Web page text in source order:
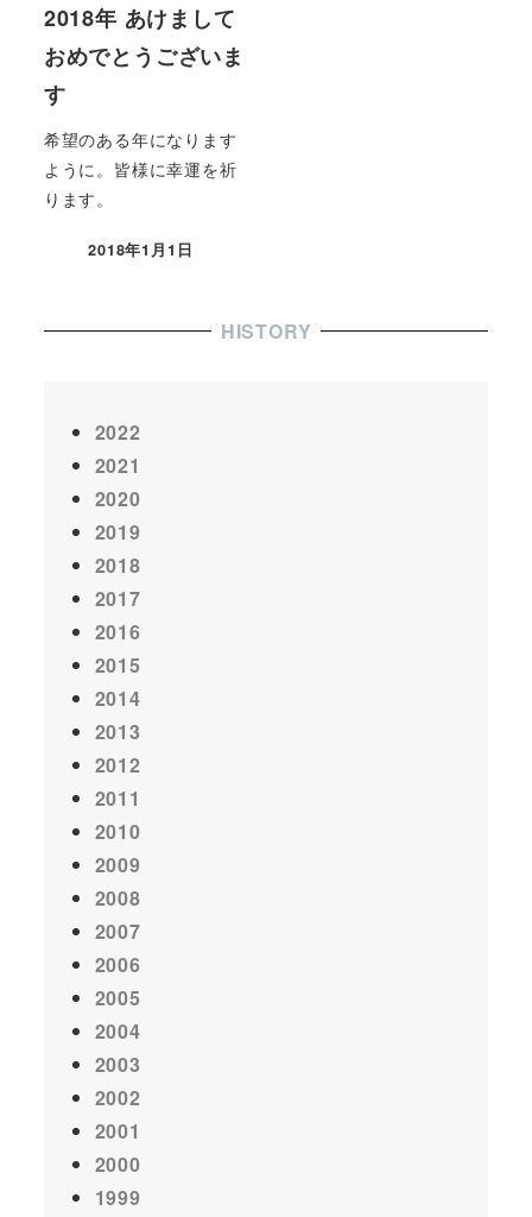
2018年 あけまして
おめでとうございま
す
希望のある年になります
ように。皆様に幸運を祈
ります。
2018年1月1日
HISTORY
2022
2021
2020
2019
2018
2017
2016
2015
2014
2013
2012
2011
2010
2009
2008
2007
2006
2005
2004
2003
2002
2001
2000
1999